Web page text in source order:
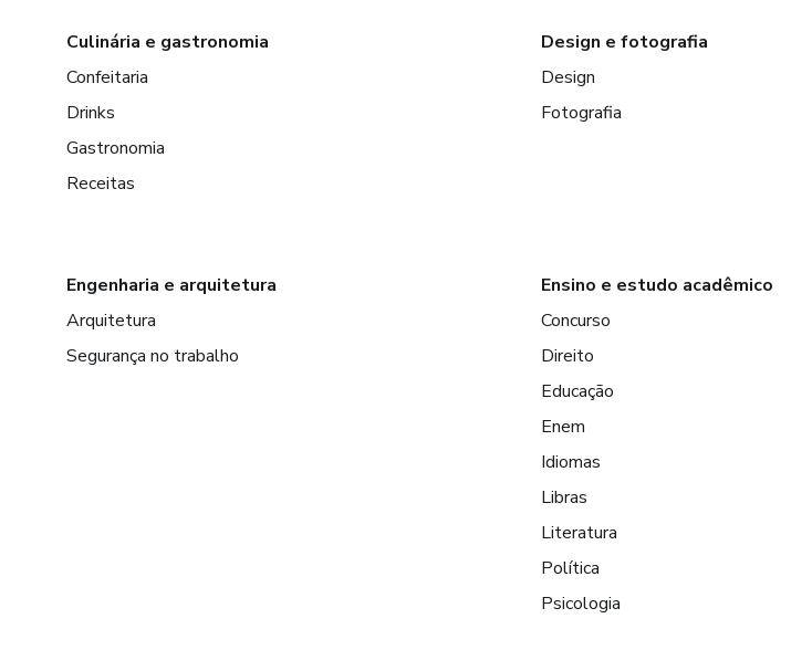
Culinária e gastronomia
Confeitaria
Drinks
Gastronomia
Receitas
Design e fotografia
Design
Fotografia
Engenharia e arquitetura
Arquitetura
Segurança no trabalho
Ensino e estudo acadêmico
Concurso
Direito
Educação
Enem
Idiomas
Libras
Literatura
Política
Psicologia